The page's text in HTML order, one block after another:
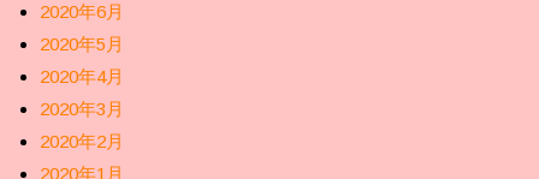
2020年6月
2020年5月
2020年4月
2020年3月
2020年2月
2020年1月